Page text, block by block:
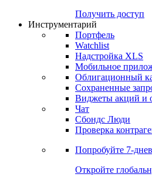
Получить доступ
Инструментарий
Портфель
Watchlist
Надстройка XLS
Мобильное
Облигационный
Сохраненные
Виджеты акций и
Чат
Сбондс Люди
Проверка
Попробуйте 7-
Откройте